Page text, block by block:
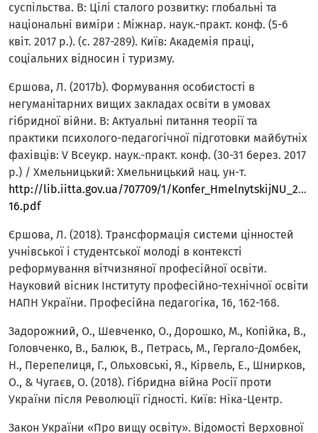
суспільства. В: Цілі сталого розвитку: глобальні та
національні виміри : Міжнар. наук.-практ. конф. (5-6
квіт. 2017 р.). (с. 287-289). Київ: Академія праці,
соціальних відносин і туризму.
Єршова, Л. (2017b). Формування особистості в
негуманітарних вищих закладах освіти в умовах
гібридної війни. В: Актуальні питання теорії та
практики психолого-педагогічної підготовки майбутніх
фахівців: V Всеукр. наук.-практ. конф. (30-31 берез. 2017
р.) / Хмельницький: Хмельницький нац. ун-т.
http://lib.iitta.gov.ua/707709/1/
16.pdf
Єршова, Л. (2018). Трансформація системи цінностей
учнівської і студентської молоді в контексті
реформування вітчизняної професійної освіти.
Науковий вісник Інституту професійно-технічної освіти
НАПН України. Професійна педагогіка, 16, 162-168.
Задорожний, О., Шевченко, О., Дорошко, М., Копійка, В.,
Головченко, В., Балюк, В., Петрась, М., Гергало-Домбек,
Н., Перепелиця, Г., Ольховські, Я., Кірвель, Е., Шнирков,
О., & Чугаєв, О. (2018). Гібридна війна Росії проти
України після Революції гідності. Київ: Ніка-Центр.
Закон України «Про вищу освіту». Відомості Верховної